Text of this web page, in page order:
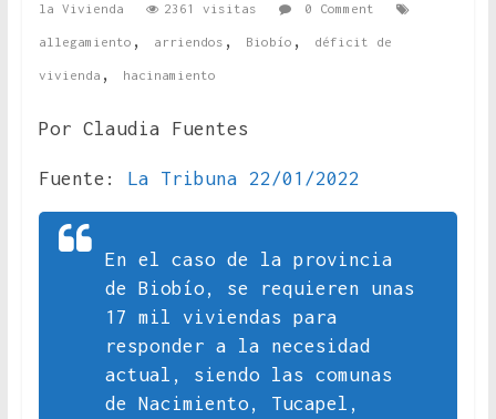
la Vivienda 2361 visitas 0 Comment
allegamiento , arriendos , Biobío , déficit de
vivienda , hacinamiento
Por Claudia Fuentes
Fuente: La Tribuna 22/01/2022
En el caso de la provincia
de Biobío, se requieren unas
17 mil viviendas para
responder a la necesidad
actual, siendo las comunas
de Nacimiento, Tucapel,